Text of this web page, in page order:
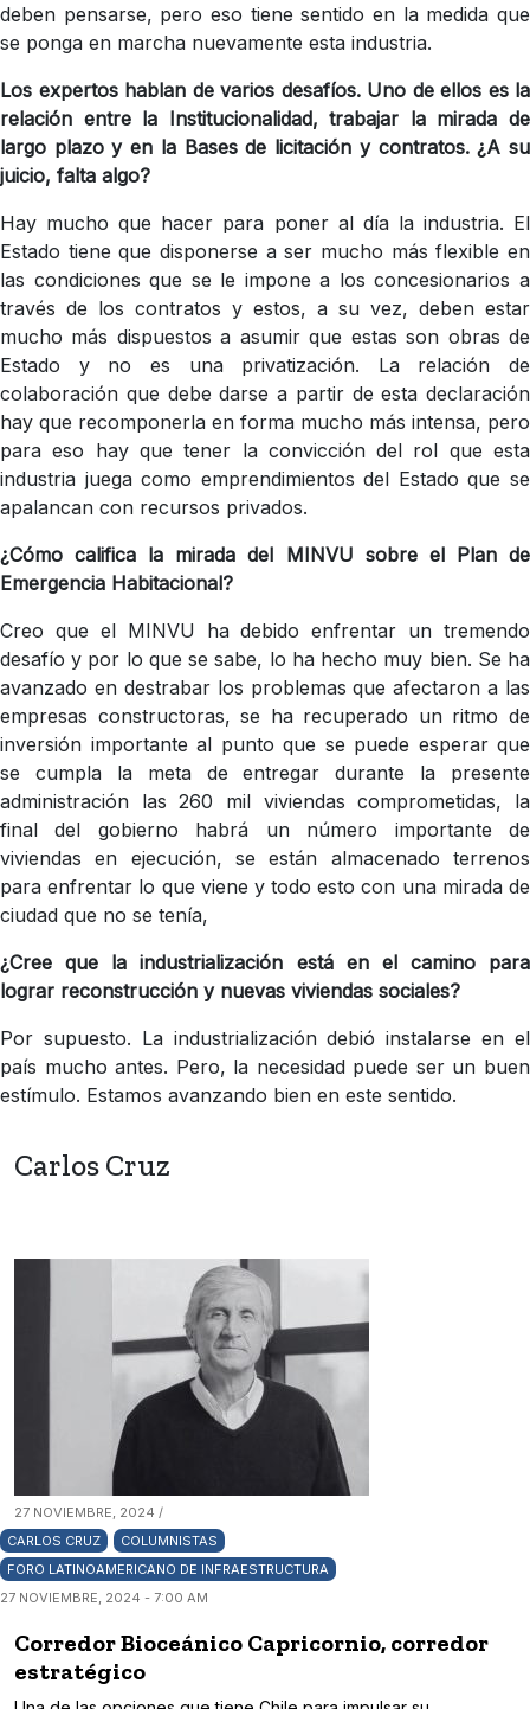
deben pensarse, pero eso tiene sentido en la medida que
se ponga en marcha nuevamente esta industria.
Los expertos hablan de varios desafíos. Uno de ellos es la
relación entre la Institucionalidad, trabajar la mirada de
largo plazo y en la Bases de licitación y contratos. ¿A su
juicio, falta algo?
Hay mucho que hacer para poner al día la industria. El
Estado tiene que disponerse a ser mucho más flexible en
las condiciones que se le impone a los concesionarios a
través de los contratos y estos, a su vez, deben estar
mucho más dispuestos a asumir que estas son obras de
Estado y no es una privatización. La relación de
colaboración que debe darse a partir de esta declaración
hay que recomponerla en forma mucho más intensa, pero
para eso hay que tener la convicción del rol que esta
industria juega como emprendimientos del Estado que se
apalancan con recursos privados.
¿Cómo califica la mirada del MINVU sobre el Plan de
Emergencia Habitacional?
Creo que el MINVU ha debido enfrentar un tremendo
desafío y por lo que se sabe, lo ha hecho muy bien. Se ha
avanzado en destrabar los problemas que afectaron a las
empresas constructoras, se ha recuperado un ritmo de
inversión importante al punto que se puede esperar que
se cumpla la meta de entregar durante la presente
administración las 260 mil viviendas comprometidas, la
final del gobierno habrá un número importante de
viviendas en ejecución, se están almacenado terrenos
para enfrentar lo que viene y todo esto con una mirada de
ciudad que no se tenía,
¿Cree que la industrialización está en el camino para
lograr reconstrucción y nuevas viviendas sociales?
Por supuesto. La industrialización debió instalarse en el
país mucho antes. Pero, la necesidad puede ser un buen
estímulo. Estamos avanzando bien en este sentido.
Carlos Cruz
27 NOVIEMBRE, 2024 /
CARLOS CRUZ
COLUMNISTAS
FORO LATINOAMERICANO DE INFRAESTRUCTURA
27 NOVIEMBRE, 2024 - 7:00 AM
Corredor Bioceánico Capricornio, corredor
estratégico